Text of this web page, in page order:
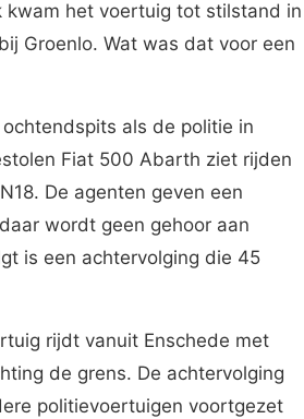
kwam het voertuig tot stilstand in
Groenlo. Wat was dat voor een
als de politie in
Fiat 500 Abarth ziet rijden
De agenten geven een
wordt geen gehoor aan
is een achtervolging die 45
rijdt vanuit Enschede met
de grens. De achtervolging
politievoertuigen voortgezet